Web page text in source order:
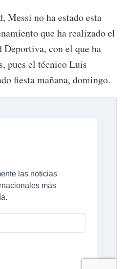
Messi no ha estado esta
que ha realizado el
Deportiva, con el que ha
pues el técnico Luis
fiesta mañana, domingo.